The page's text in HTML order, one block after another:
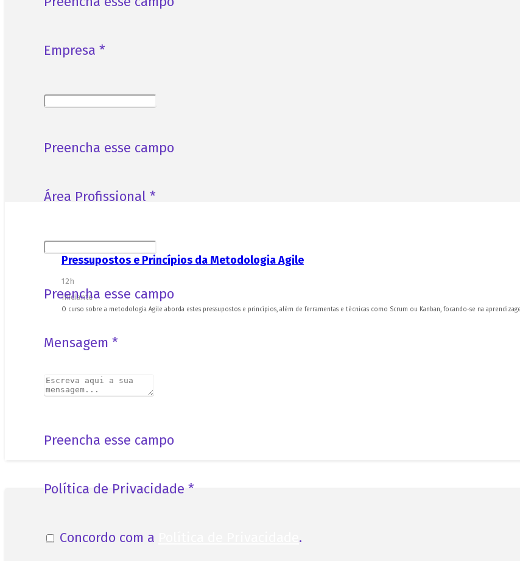
Empresa *
Preencha esse campo
Área Profissional *
Preencha esse campo
Mensagem *
Preencha esse campo
Política de Privacidade *
Concordo com a .
Pressupostos e Princípios da Metodologia Agile
12h
Iniciante
O curso sobre a metodologia Agile aborda estes pressupostos e princípios, além de ferramentas e técnicas como Scrum ou Kanban, focando-se na